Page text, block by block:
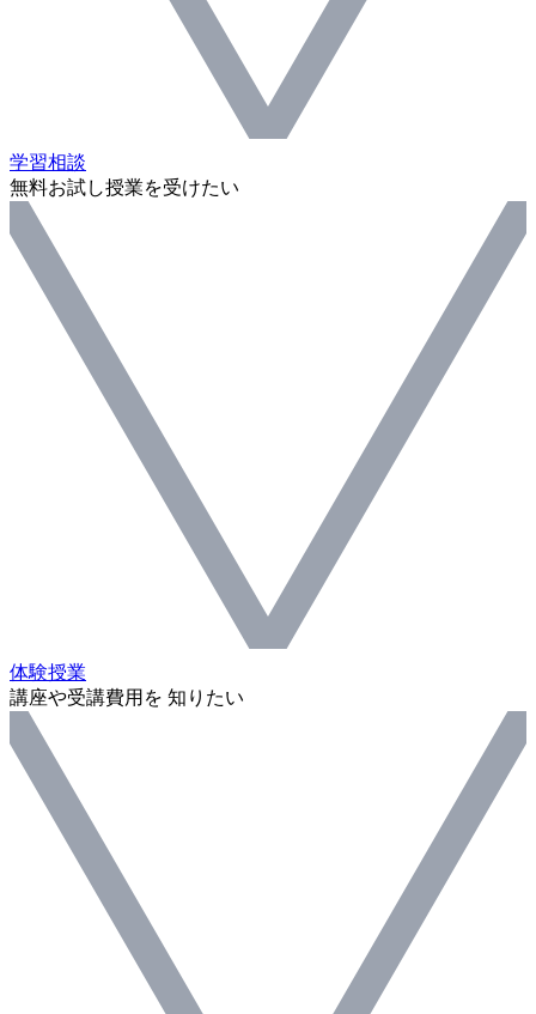
学習相談
無料お試し授業を受けたい
体験授業
講座や受講費用を 知りたい